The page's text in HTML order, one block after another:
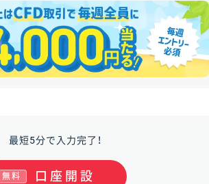
最短5分で入力完了！
口座開設
無料